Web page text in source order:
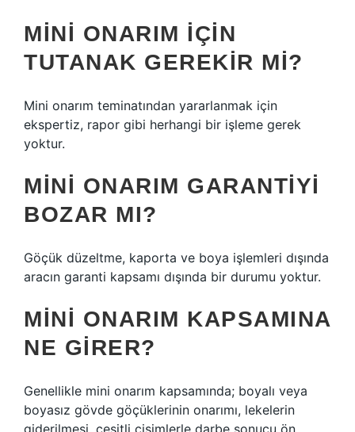
MINI ONARIM IÇIN
TUTANAK GEREKIR MI?
Mini onarım teminatından yararlanmak için
ekspertiz, rapor gibi herhangi bir işleme gerek
yoktur.
MINI ONARIM GARANTIYI
BOZAR MI?
Göçük düzeltme, kaporta ve boya işlemleri dışında
aracın garanti kapsamı dışında bir durumu yoktur.
MINI ONARIM KAPSAMINA
NE GIRER?
Genellikle mini onarım kapsamında; boyalı veya
boyasız gövde göçüklerinin onarımı, lekelerin
giderilmesi, çeşitli cisimlerle darbe sonucu ön